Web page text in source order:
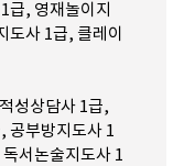
급, 영재놀이지
사 1급, 클레이
성상담사 1급,
공부방지도사 1
서논술지도사 1